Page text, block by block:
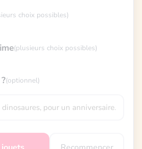
choix possibles)
(plusieurs choix possibles)
(optionnel)